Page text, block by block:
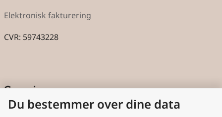
Elektronisk fakturering
CVR: 59743228
Genveje
Cookies
Du bestemmer over dine data